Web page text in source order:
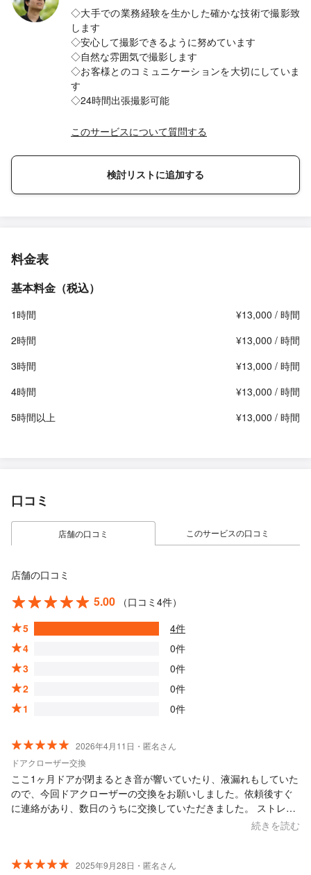
◇大手での業務経験を生かした確かな技術で撮影致
します
◇安心して撮影できるように努めています
◇自然な雰囲気で撮影します
◇お客様とのコミュニケーションを大切にしていま
す
◇24時間出張撮影可能
このサービスについて質問する
検討リストに追加する
料金表
基本料金（税込）
1時間
¥13,000 / 時間
2時間
¥13,000 / 時間
3時間
¥13,000 / 時間
4時間
¥13,000 / 時間
5時間以上
¥13,000 / 時間
口コミ
店舗の口コミ このサービスの口コミ
店舗の口コミ
5.00
（口コミ4件）
5
4件
4
0件
3
0件
2
0件
1
0件
2026年4月11日・匿名さん
ドアクローザー交換
ここ1ヶ月ドアが閉まるとき音が響いていたり、液漏れもしていた
ので、今回ドアクローザーの交換をお願いしました。依頼後すぐ
に連絡があり、数日のうちに交換していただきました。 ストレス
もなくなり大変助かりました。 迅速かつ丁寧な対応、ありがとう
続きを読む
2025年9月28日・匿名さん